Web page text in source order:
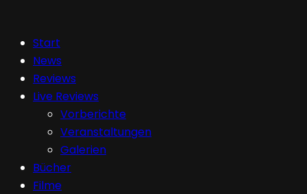
Start
News
Reviews
Live Reviews
Vorberichte
Veranstaltungen
Galerien
Bücher
Filme